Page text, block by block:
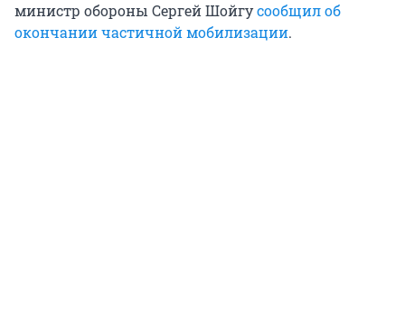
министр обороны Сергей Шойгусообщил об
окончании частичной мобилизации.